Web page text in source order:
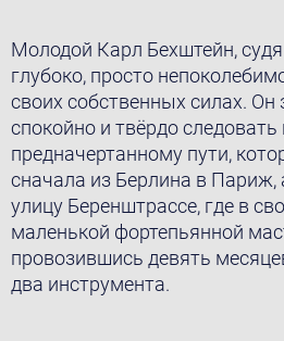
Молодой Карл Бехштейн,
глубоко, просто
своих собственных силах. Он
спокойно и твёрдо следовать
предначертанному пути,
сначала из Берлина в Париж,
улицу Беренштрассе, где в
маленькой фортепьянной
провозившись девять
два инструмента.